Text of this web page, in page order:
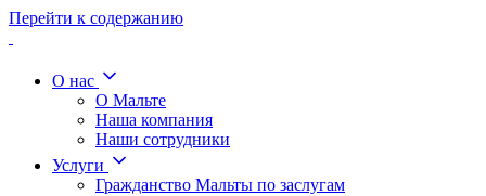
Перейти к содержанию
О нас
О Мальте
Наша компания
Наши сотрудники
Услуги
Гражданство Мальты по заслугам